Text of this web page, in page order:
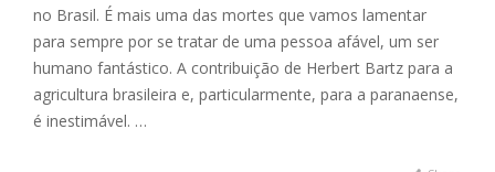
no Brasil. É mais uma das mortes que vamos lamentar
para sempre por se tratar de uma pessoa afável, um ser
humano fantástico. A contribuição de Herbert Bartz para a
agricultura brasileira e, particularmente, para a paranaense,
é inestimável. …